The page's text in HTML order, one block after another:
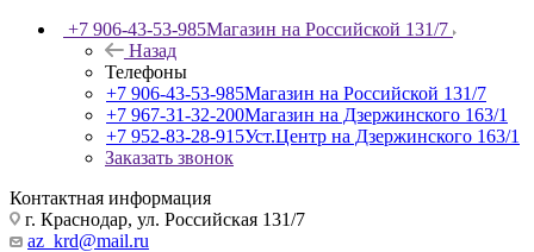
+7 906-43-53-985Магазин на Российской 131/7
Назад
Телефоны
+7 906-43-53-985Магазин на Российской 131/7
+7 967-31-32-200Магазин на Дзержинского 163/1
+7 952-83-28-915Уст.Центр на Дзержинского 163/1
Заказать звонок
Контактная информация
г. Краснодар, ул. Российская 131/7
az_krd@mail.ru